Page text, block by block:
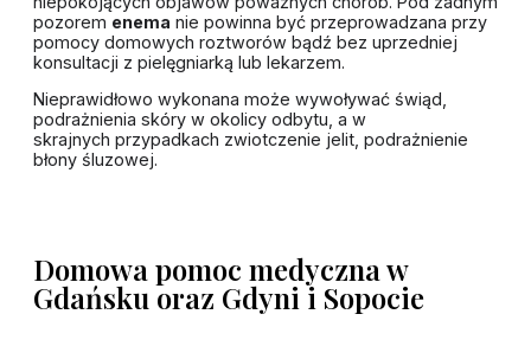
pozorem enema nie powinna być przeprowadzana przy
pomocy domowych roztworów bądź bez uprzedniej
konsultacji z pielęgniarką lub lekarzem.
Nieprawidłowo wykonana może wywoływać świąd,
podrażnienia skóry w okolicy odbytu, a w
skrajnych przypadkach zwiotczenie jelit, podrażnienie
błony śluzowej.
Domowa pomoc medyczna w
Gdańsku oraz Gdyni i Sopocie